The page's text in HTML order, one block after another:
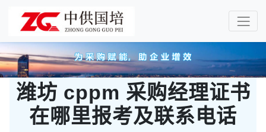
潍坊 cppm 采购经理证书
在哪里报考及联系电话